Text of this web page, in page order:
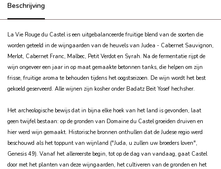
Beschrijving
La Vie Rouge du Castel is een uitgebalanceerde fruitige blend van de soorten die
worden geteeld in de wijngaarden van de heuvels van Judea - Cabernet Sauvignon,
Merlot, Cabernet Franc, Malbec, Petit Verdot en Syrah. Na de fermentatie rijpt de
wijn ongeveer een jaar in op maat gemaakte betonnen tanks, die helpen om zijn
frisse, fruitige aroma te behouden tijdens het oogstseizoen. De wijn wordt het best
gekoeld geserveerd. Alle wijnen zijn kosher onder Badatz Beit Yosef hechsher.
Het archeologische bewijs dat in bijna elke hoek van het land is gevonden, laat
geen twijfel bestaan: op de gronden van Domaine du Castel groeiden druiven en
hier werd wijn gemaakt. Historische bronnen onthullen dat de Judese regio werd
beschouwd als het toppunt van wijnland ("Juda, u zullen uw broeders loven",
Genesis 49). Vanaf het allereerste begin, tot op de dag van vandaag, gaat Castel
door met het planten van deze wijngaarden, het cultiveren van de gronden en het